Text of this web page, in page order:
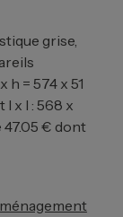
grise,
= 574 x 51
l x l : 568 x
47.05 € dont